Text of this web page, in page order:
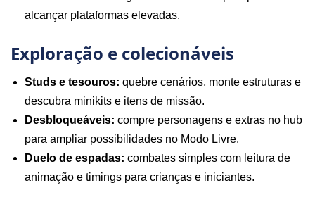
alcançar plataformas elevadas.
Exploração e colecionáveis
Studs e tesouros: quebre cenários, monte estruturas e
descubra minikits e itens de missão.
Desbloqueáveis: compre personagens e extras no hub
para ampliar possibilidades no Modo Livre.
Duelo de espadas: combates simples com leitura de
animação e timings para crianças e iniciantes.